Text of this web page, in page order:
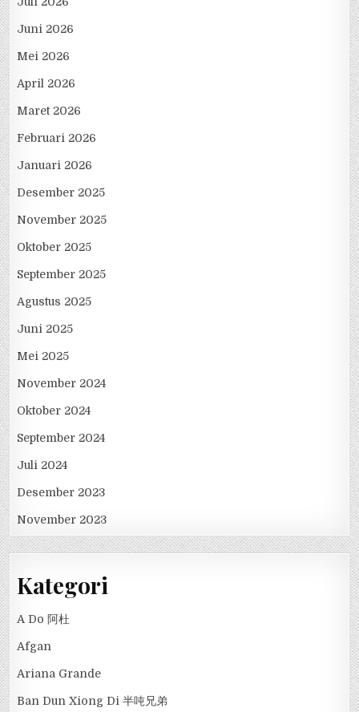
Juni 2026
Mei 2026
April 2026
Maret 2026
Februari 2026
Januari 2026
Desember 2025
November 2025
Oktober 2025
September 2025
Agustus 2025
Juni 2025
Mei 2025
November 2024
Oktober 2024
September 2024
Juli 2024
Desember 2023
November 2023
Kategori
A Do 阿杜
Afgan
Ariana Grande
Ban Dun Xiong Di 半吨兄弟